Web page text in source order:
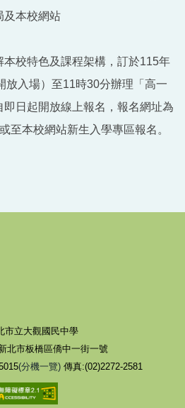
及本校網站
本校特色及課程架構，訂於115年
放入場）至11時30分辦理「高一
日起開放線上報名，報名網址為
至本校網站新生入學專區報名。
市立大觀國民中學
北市板橋區僑中一街一號
(分機一覽) 傳真:(02)2272-2581